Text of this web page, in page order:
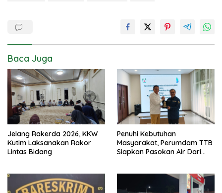
Baca Juga
Jelang Rakerda 2026, KKW
Kutim Laksanakan Rakor
Lintas Bidang
Penuhi Kebutuhan
Masyarakat, Perumdam TTB
Siapkan Pasokan Air Dari